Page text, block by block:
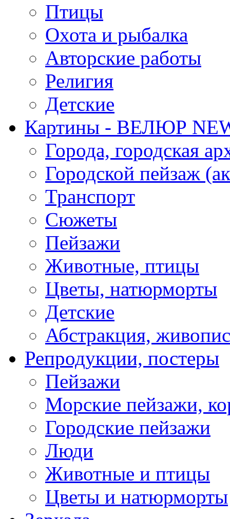
Птицы
Охота и рыбалка
Авторские работы
Религия
Детские
Картины - ВЕЛЮР
Города, городская
Городской пейзаж
Транспорт
Сюжеты
Пейзажи
Животные, птицы
Цветы, натюрморты
Детские
Абстракция,
Репродукции, постеры
Пейзажи
Морские пейзажи,
Городские пейзажи
Люди
Животные и птицы
Цветы и натюрморты